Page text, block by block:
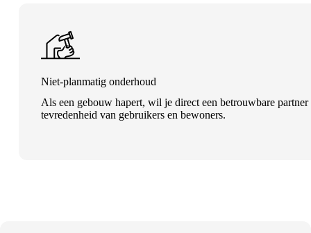
Niet-planmatig onderhoud
Als een gebouw hapert, wil je direct een betrouwbare
tevredenheid van gebruikers en bewoners.